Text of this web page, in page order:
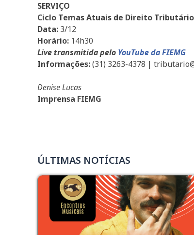
SERVIÇO
Ciclo Temas Atuais de Direito Tributário
Data: 3/12
Horário: 14h30
Live transmitida pelo YouTube da FIEMG
Informações:(31) 3263-4378 |
Denise Lucas
Imprensa FIEMG
ÚLTIMAS NOTÍCIAS